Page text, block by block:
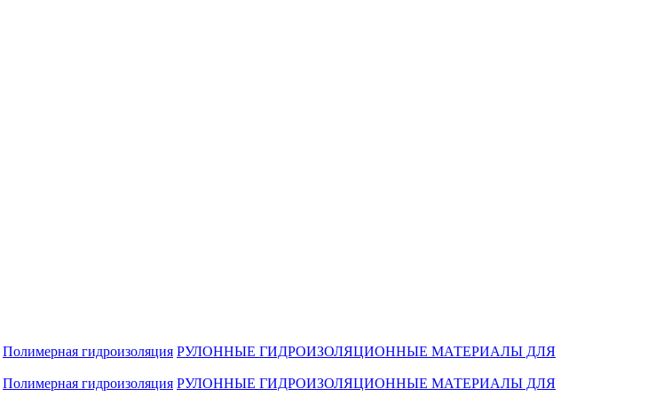
Полимерная гидроизоляция РУЛОННЫЕ ГИДРОИЗОЛЯЦИОННЫЕ МАТЕРИАЛЫ ДЛЯ
Полимерная гидроизоляция РУЛОННЫЕ ГИДРОИЗОЛЯЦИОННЫЕ МАТЕРИАЛЫ ДЛЯ